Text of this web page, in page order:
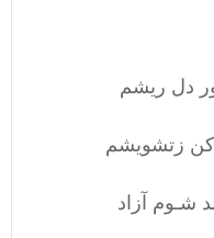
دل ریشم
کن زتشویشم
شـوم آزاد